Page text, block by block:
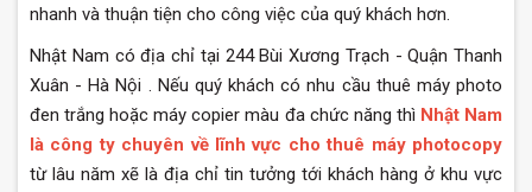
nhanh và thuận tiện cho công việc của quý khách hơn.
Nhật Nam có địa chỉ tại 244 Bùi Xương Trạch - Quận Thanh
Xuân - Hà Nội . Nếu quý khách có nhu cầu thuê máy photo
đen trắng hoặc máy copier màu đa chức năng thì Nhật Nam
là công ty chuyên về lĩnh vực cho thuê máy photocopy
từ lâu năm xẽ là địa chỉ tin tưởng tới khách hàng ở khu vực